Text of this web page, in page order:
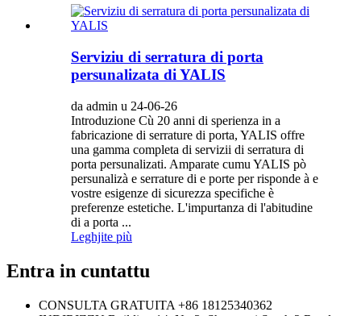
Serviziu di serratura di porta
persunalizata di YALIS
da admin u 24-06-26
Introduzione Cù 20 anni di sperienza in a
fabricazione di serrature di porta, YALIS offre
una gamma completa di servizii di serratura di
porta persunalizati. Amparate cumu YALIS pò
persunalizà e serrature di e porte per risponde à e
vostre esigenze di sicurezza specifiche è
preferenze estetiche. L'impurtanza di l'abitudine
di a porta ...
Leghjite più
Entra in cuntattu
CONSULTA GRATUITA +86 18125340362